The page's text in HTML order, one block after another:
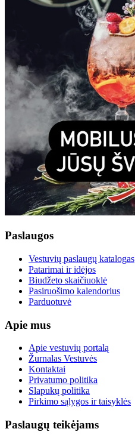
Paslaugos
Vestuvių paslaugų katalogas
Patarimai ir idėjos
Biudžeto skaičiuoklė
Pasiruošimo kalendorius
Parduotuvė
Apie mus
Apie vestuvių portalą
Žurnalas Vestuvės
Kontaktai
Privatumo politika
Slapukų politika
Pirkimo sąlygos ir taisyklės
Paslaugų teikėjams